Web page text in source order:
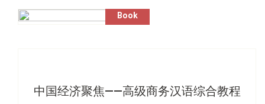
Book
中国经济聚焦——高级商务汉语综合教程